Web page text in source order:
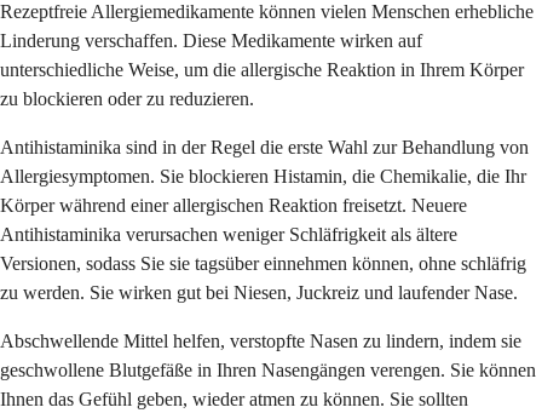
Rezeptfreie Allergiemedikamente können vielen Menschen erhebliche
Linderung verschaffen. Diese Medikamente wirken auf
unterschiedliche Weise, um die allergische Reaktion in Ihrem Körper
zu blockieren oder zu reduzieren.
Antihistaminika sind in der Regel die erste Wahl zur Behandlung von
Allergiesymptomen. Sie blockieren Histamin, die Chemikalie, die Ihr
Körper während einer allergischen Reaktion freisetzt. Neuere
Antihistaminika verursachen weniger Schläfrigkeit als ältere
Versionen, sodass Sie sie tagsüber einnehmen können, ohne schläfrig
zu werden. Sie wirken gut bei Niesen, Juckreiz und laufender Nase.
Abschwellende Mittel helfen, verstopfte Nasen zu lindern, indem sie
geschwollene Blutgefäße in Ihren Nasengängen verengen. Sie können
Ihnen das Gefühl geben, wieder atmen zu können. Sie sollten